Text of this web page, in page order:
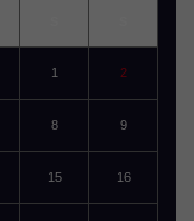
1 2
8 9
15 16